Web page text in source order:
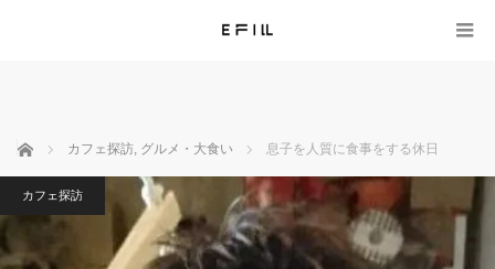
ホーム カフェ探訪, グルメ・大食い 息子を人質に食事をする休日
カフェ探訪